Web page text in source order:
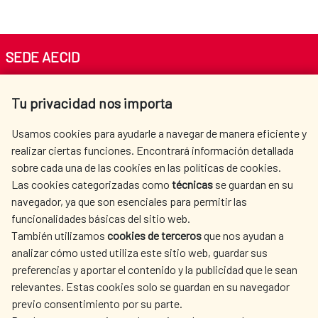
Tu privacidad nos importa
Usamos cookies para ayudarle a navegar de manera eficiente y
realizar ciertas funciones. Encontrará información detallada
sobre cada una de las cookies en las políticas de cookies.
Las cookies categorizadas como técnicas se guardan en su
navegador, ya que son esenciales para permitir las
funcionalidades básicas del sitio web.
También utilizamos cookies de tercerosque nos ayudan a
analizar cómo usted utiliza este sitio web, guardar sus
preferencias y aportar el contenido y la publicidad que le sean
relevantes. Estas cookies solo se guardan en su navegador
previo consentimiento por su parte.
SEDE AECID
Tel. +34 900 20 30 54​​​​​​​
AECID
WHERE DO WE COOPERATE?
SPANISH HUMANITARIAN
ACTION
PRESS ROOM
CULTURE AND SCIENCE LIBRARY